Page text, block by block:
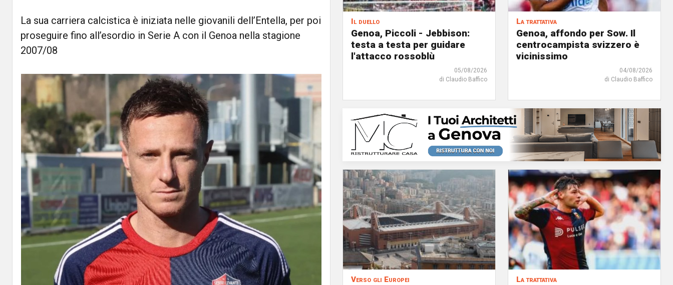
La sua carriera calcistica è iniziata nelle giovanili dell’Entella, per poi
proseguire fino all’esordio in Serie A con il Genoa nella stagione
2007/08
Il duello
Genoa, Piccoli - Jebbison:
testa a testa per guidare
l'attacco rossoblù
05/08/2026
di Claudio Baffico
La trattativa
Genoa, affondo per Sow. Il
centrocampista svizzero è
vicinissimo
04/08/2026
di Claudio Baffico
Verso gli Europei La trattativa